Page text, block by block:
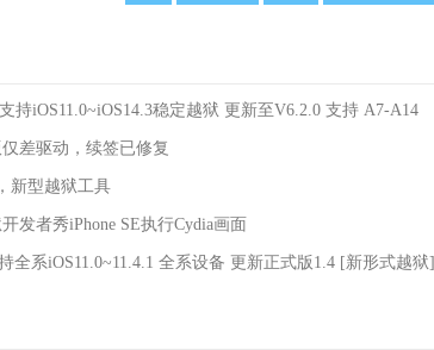
持iOS11.0~iOS14.3稳定越狱 更新至V6.2.0 支持 A7-A14
差驱动，续签已修复
新型越狱工具
发者秀iPhone SE执行Cydia画面
全系iOS11.0~11.4.1 全系设备 更新正式版1.4 [新形式越狱]